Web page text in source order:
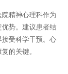
精神心理科作为
优势。建议患者结
受科学干预。心
的关键。